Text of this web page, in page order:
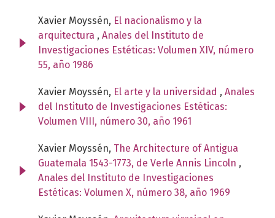
Xavier Moyssén, El nacionalismo y la
arquitectura , Anales del Instituto de
Investigaciones Estéticas: Volumen XIV, número
55, año 1986
Xavier Moyssén, El arte y la universidad , Anales
del Instituto de Investigaciones Estéticas:
Volumen VIII, número 30, año 1961
Xavier Moyssén, The Architecture of Antigua
Guatemala 1543-1773, de Verle Annis Lincoln ,
Anales del Instituto de Investigaciones
Estéticas: Volumen X, número 38, año 1969